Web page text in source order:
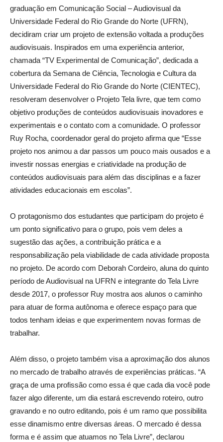
graduação em Comunicação Social – Audiovisual da
Universidade Federal do Rio Grande do Norte (UFRN),
decidiram criar um projeto de extensão voltada a produções
audiovisuais. Inspirados em uma experiência anterior,
chamada “TV Experimental de Comunicação”, dedicada a
cobertura da Semana de Ciência, Tecnologia e Cultura da
Universidade Federal do Rio Grande do Norte (CIENTEC),
resolveram desenvolver o Projeto Tela livre, que tem como
objetivo produções de conteúdos audiovisuais inovadores e
experimentais e o contato com a comunidade. O professor
Ruy Rocha, coordenador geral do projeto afirma que “Esse
projeto nos animou a dar passos um pouco mais ousados e a
investir nossas energias e criatividade na produção de
conteúdos audiovisuais para além das disciplinas e a fazer
atividades educacionais em escolas”.
O protagonismo dos estudantes que participam do projeto é
um ponto significativo para o grupo, pois vem deles a
sugestão das ações, a contribuição prática e a
responsabilização pela viabilidade de cada atividade proposta
no projeto. De acordo com Deborah Cordeiro, aluna do quinto
período de Audiovisual na UFRN e integrante do Tela Livre
desde 2017, o professor Ruy mostra aos alunos o caminho
para atuar de forma autônoma e oferece espaço para que
todos tenham ideias e que experimentem novas formas de
trabalhar.
Além disso, o projeto também visa a aproximação dos alunos
no mercado de trabalho através de experiências práticas. “A
graça de uma profissão como essa é que cada dia você pode
fazer algo diferente, um dia estará escrevendo roteiro, outro
gravando e no outro editando, pois é um ramo que possibilita
esse dinamismo entre diversas áreas. O mercado é dessa
forma e é assim que atuamos no Tela Livre”, declarou